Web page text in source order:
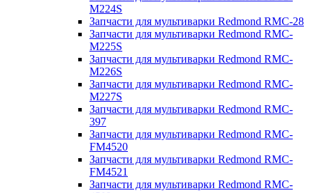
M224S
Запчасти для мультиварки Redmond RMC-28
Запчасти для мультиварки Redmond RMC-
M225S
Запчасти для мультиварки Redmond RMC-
M226S
Запчасти для мультиварки Redmond RMC-
M227S
Запчасти для мультиварки Redmond RMC-
397
Запчасти для мультиварки Redmond RMC-
FM4520
Запчасти для мультиварки Redmond RMC-
FM4521
Запчасти для мультиварки Redmond RMC-